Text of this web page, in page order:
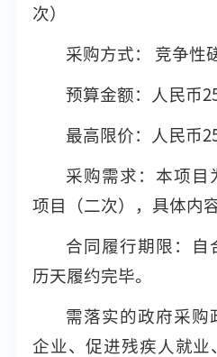
次）
采购方式： 竞争性
预算金额：人民币
最高限价：人民币
采购需求：本项目
项目（二次），具体内
合同履行期限：自
历天履约完毕。
需落实的政府采购
企业、促进残疾人就业